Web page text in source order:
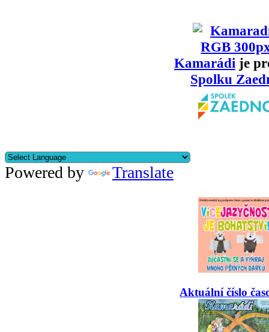
Kamarádi je
Spolku
Powered by Translate
Aktuální číslo